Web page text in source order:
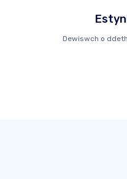
Dewiswch o